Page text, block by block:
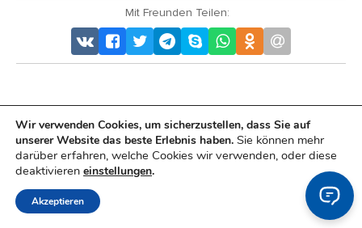
Mit Freunden Teilen:
AGB Impressum Datenschutz
Wir verwenden Cookies, um sicherzustellen, dass Sie auf
unserer Website das beste Erlebnis haben. Sie können mehr
darüber erfahren, welche Cookies wir verwenden, oder diese
deaktivieren einstellungen.
Akzeptieren